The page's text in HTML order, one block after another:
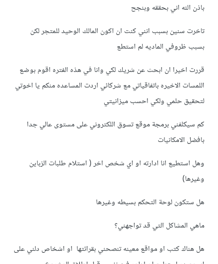
باذن الله اني بحققه وبنجح
تاخرت سنين بسبب انني كنت ان اكون المالك الوحيد للمتجر لكن
بسبب ظروفي الماديه لم استطع
قررت اخيرا ان ابحث عن شريك لكي وانا في هذه الفتره اقوم بوضع
اللمسات الاخيره باتفاقياتي مع شركائي اردت المساعده منكم يا اخوتي
لتحقيق حلمي ولكي احسب ميزانيتي
كم سيكلفني برمجة موقع تسوق اللكتروني على مستوى عالي جدا
بافضل الامكانيات
وهل استطيع انا ادارته او اي شخص اخر ( استلام طلبات الزباين
وغيرها)
هل ستكون لوحة التحكم بسيطه وغيرها
ماهي المشاكل التي قد تواجهني؟
هل هناك كتب او مواقع معينه تنصحني بقرائتها او اشخاص دلني على